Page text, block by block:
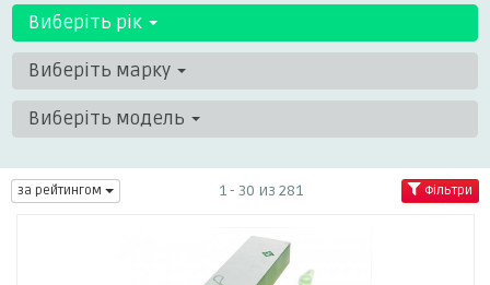
Виберіть рік
Виберіть марку
Виберіть модель
за рейтингом 1 - 30 из 281 Фільтри